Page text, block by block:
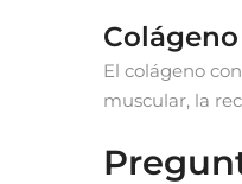
El colágeno
muscular, la